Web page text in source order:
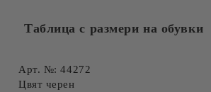
Таблица с размери на обувки
Арт. №: 44272
Цвят черен